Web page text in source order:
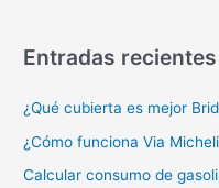
Entradas recientes
¿Qué cubierta es mejor
¿Cómo funciona Via
Calcular consumo de